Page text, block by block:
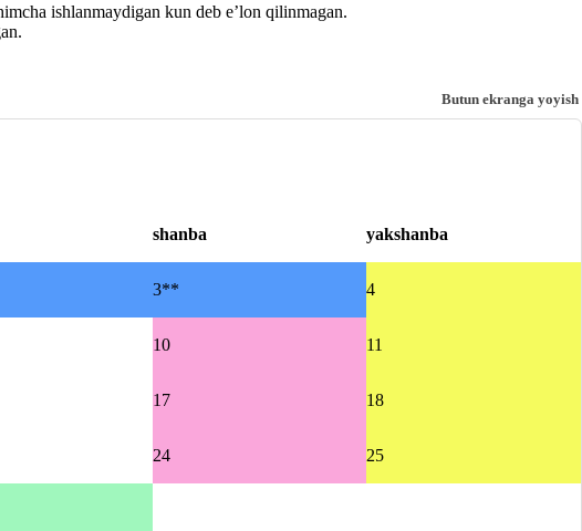
ishlanmaydigan kun deb e’lon qilinmagan.
shanba yakshanba
3** 4
10 11
17 18
24 25
Butun ekranga yoyish